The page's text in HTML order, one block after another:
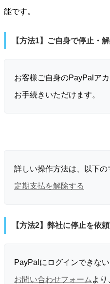
能です。
【方法1】ご自身で停止・
お客様ご自身のPayPalア
お手続きいただけます。
詳しい操作方法は、以下の
定期支払を解除する
【方法2】弊社に停止を依
PayPalにログインできな
お問い合わせフォーム より